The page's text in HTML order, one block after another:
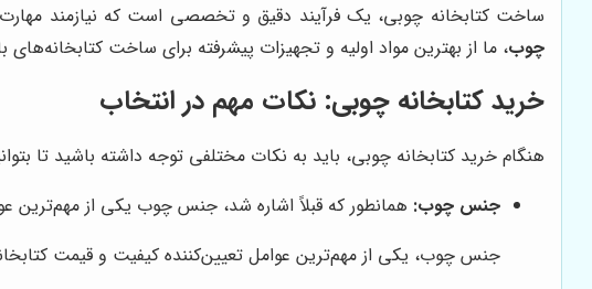
ساخت کتابخانه چوبی، یک فرآیند دقیق و تخصصی است که نیازمند
چوب، ما از بهترین مواد اولیه و تجهیزات پیشرفته برای ساخت کتابخانه‌های
خرید کتابخانه چوبی: نکات مهم در انتخاب
هنگام خرید کتابخانه چوبی، باید به نکات مختلفی توجه داشته باشید تا
جنس چوب: همانطور که قبلاً اشاره شد، جنس چوب یکی از مهم‌ترین
جنس چوب، یکی از مهم‌ترین عوامل تعیین‌کننده کیفیت و قیمت